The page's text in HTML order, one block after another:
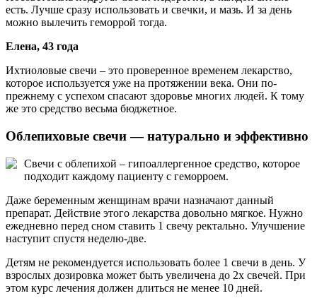
есть. Лучше сразу использовать и свечки, и мазь. И за день
можно вылечить геморрой тогда.
Елена, 43 года
Ихтиоловые свечи – это проверенное временем лекарство,
которое используется уже на протяжении века. Они по-
прежнему с успехом спасают здоровье многих людей. К тому
же это средство весьма бюджетное.
Облепиховые свечи — натурально и эффективно
Свечи с облепихой – гипоаллергенное средство, которое
подходит каждому пациенту с геморроем.
Даже беременным женщинам врачи назначают данный
препарат. Действие этого лекарства довольно мягкое. Нужно
ежедневно перед сном ставить 1 свечу ректально. Улучшение
наступит спустя неделю-две.
Детям не рекомендуется использовать более 1 свечи в день. У
взрослых дозировка может быть увеличена до 2х свечей. При
этом курс лечения должен длиться не менее 10 дней.